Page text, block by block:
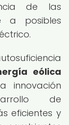
de las
a posibles
eólica
innovación
de
eficientes y